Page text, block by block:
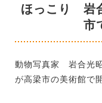
ほっこり 岩
市
動物写真家 岩合光
が高梁市の美術館で